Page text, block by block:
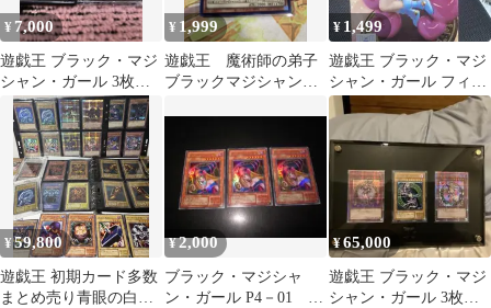
B-1166
¥ 7,000
遊戯王 ブラック・マジ
シャン・ガール 3枚セ
ット
¥ 1,999
遊戯王 魔術師の弟子
ブラックマジシャンガ
¥ 1,499
遊戯王 ブラック・マジ
シャン・ガール フィギ
ュア
¥59,800
遊戯王 初期カード多数
まとめ売り青眼の白龍
¥2,000
ブラック・マジシャ
ン・ガール P4－01 整
¥65,000
遊戯王 ブラック・マジ
シャン・ガール 3枚セ